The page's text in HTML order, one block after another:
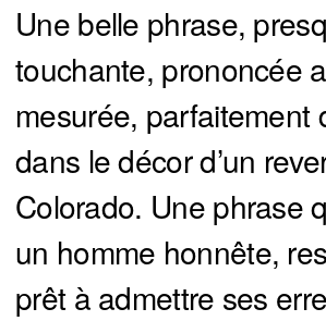
Une belle phrase,
touchante, prononcée
mesurée, parfaitement
dans le décor d’un
Colorado. Une phrase
un homme honnête,
prêt à admettre ses